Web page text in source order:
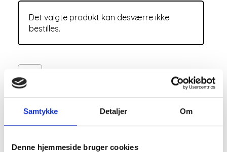
Samtykke Detaljer Om
Denne hjemmeside bruger cookies
Det valgte produkt kan desværre ikke
bestilles.